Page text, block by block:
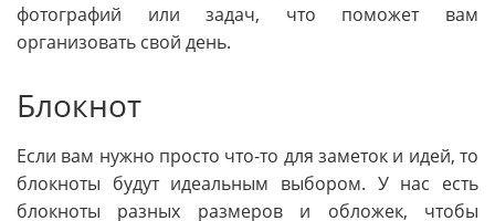
фотографий или задач, что поможет вам
организовать свой день.
Блокнот
Если вам нужно просто что-то для заметок и идей, то
блокноты будут идеальным выбором. У нас есть
блокноты разных размеров и обложек, чтобы